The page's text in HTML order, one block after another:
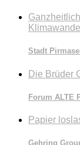
Stadt
Die Brüder
Forum ALTE
Papier
Gehring